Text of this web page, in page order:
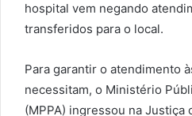
hospital vem negando
transferidos para o local.
Para garantir o atendimento
necessitam, o Ministério
(MPPA) ingressou na Justiça